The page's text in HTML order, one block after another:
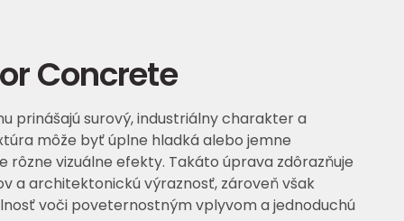
Concrete
prinášajú surový, industriálny charakter a
môže byť úplne hladká alebo jemne
rôzne vizuálne efekty. Takáto úprava zdôrazňuje
a architektonickú výraznosť, zároveň však
voči poveternostným vplyvom a jednoduchú